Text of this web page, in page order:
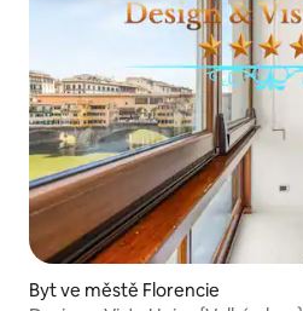
Byt ve městě Florencie